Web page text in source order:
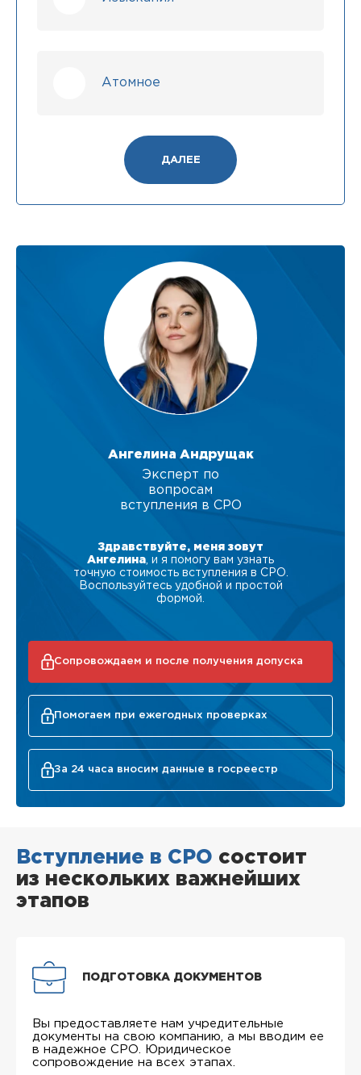
Атомное
ДАЛЕЕ
Ангелина Андрущак
Эксперт по
вопросам
вступления в СРО
Здравствуйте, меня зовут
Ангелина , и я помогу вам узнать
точную стоимость вступления в СРО.
Воспользуйтесь удобной и простой
формой.
Сопровождаем и после получения допуска
Помогаем при ежегодных проверках
За 24 часа вносим данные в госреестр
Вступление в СРО состоит
из нескольких важнейших
этапов
ПОДГОТОВКА ДОКУМЕНТОВ
Вы предоставляете нам учредительные
документы на свою компанию, а мы вводим ее
в надежное СРО. Юридическое
сопровождение на всех этапах.